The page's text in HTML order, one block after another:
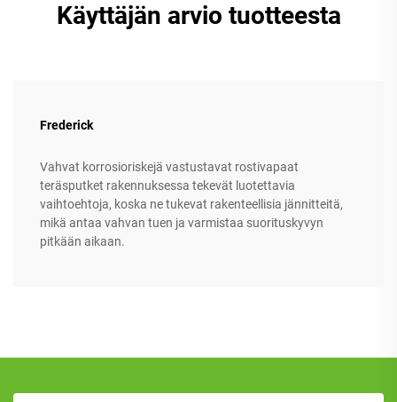
Käyttäjän arvio tuotteesta
Frederick
Vahvat korrosioriskejä vastustavat rostivapaat
teräsputket rakennuksessa tekevät luotettavia
vaihtoehtoja, koska ne tukevat rakenteellisia jännitteitä,
mikä antaa vahvan tuen ja varmistaa suorituskyvyn
pitkään aikaan.